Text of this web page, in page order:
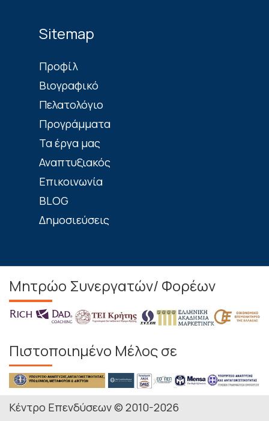
Sitemap
Πρoφίλ
Βιογραφικό
Πελατολόγιο
Προγράμματα
Τα έργα μας
Αναπτυξιακός
Επικοινωνία
BLOG
Δημοσιεύσεις
Μητρώο Συνεργατών/ Φορέων
Πιστοποιημένο Μέλος σε
Κέντρο Επενδύσεων © 2010-2026